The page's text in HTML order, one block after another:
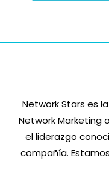
Network Stars es
Network Marketing
el liderazgo
compañía.